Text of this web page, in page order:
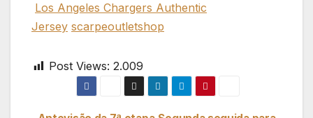
Los Angeles Chargers Authentic
Jersey scarpeoutletshop
Post Views: 2.009